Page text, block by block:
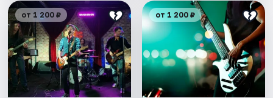
от 1 200 ₽ от 1 200 ₽